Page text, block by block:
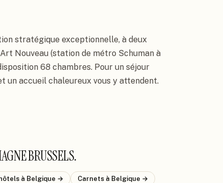
stratégique exceptionnelle, à deux
Nouveau (station de métro Schuman à
68 chambres. Pour un séjour
un accueil chaleureux vous y attendent.
BRUSSELS.
à Belgique → Carnets à Belgique →